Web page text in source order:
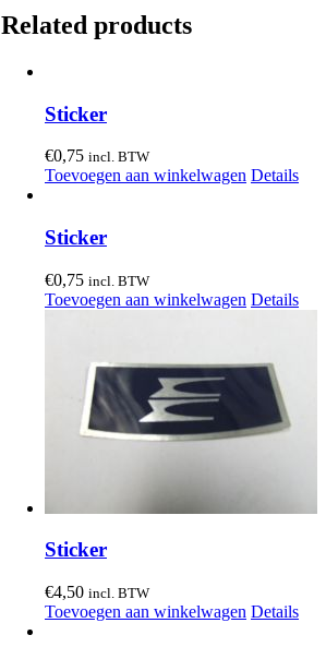
Related products
Sticker
€0,75 incl. BTW
Toevoegen aan winkelwagen Details
Sticker
€0,75 incl. BTW
Toevoegen aan winkelwagen Details
Sticker
€4,50 incl. BTW
Toevoegen aan winkelwagen Details